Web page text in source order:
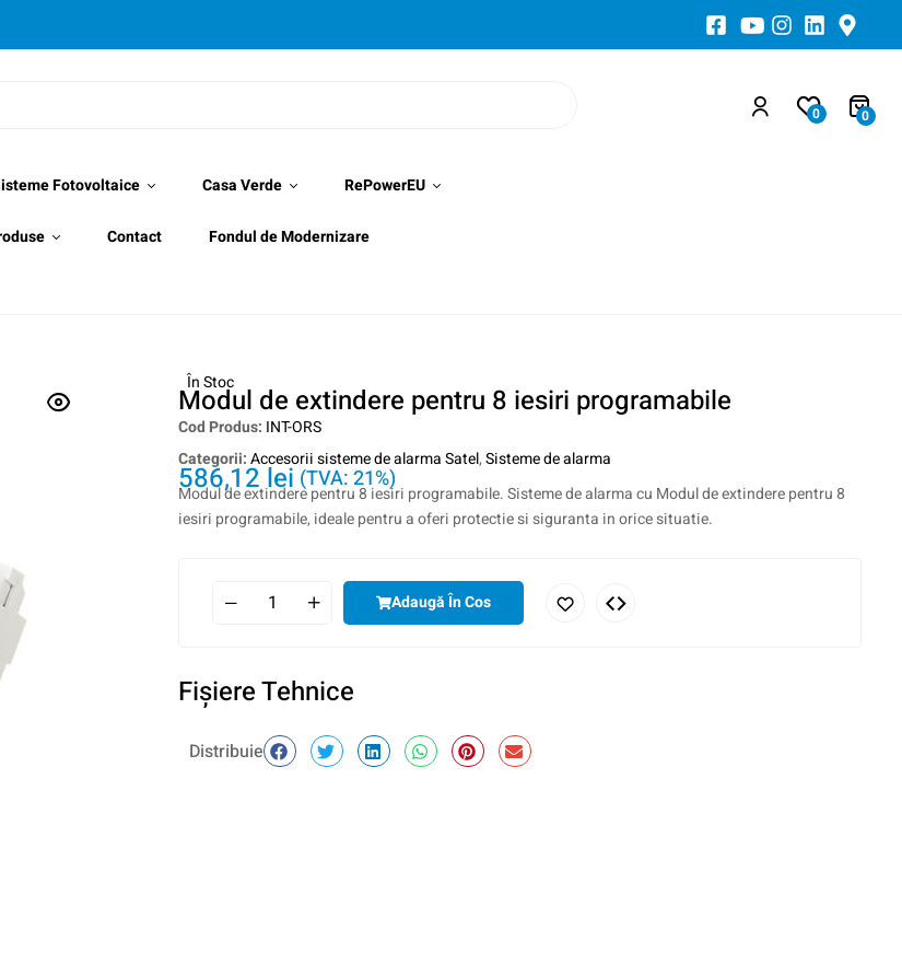
0 0
Fotovoltaice Casa Verde RePowerEU
Contact Fondul de Modernizare
În Stoc
Modul de extindere pentru 8 iesiri programabile
Cod Produs: INT-ORS
Categorii:Accesorii sisteme de alarma Satel,Sisteme de alarma
586,12lei (TVA: 21%)
Modul de extindere pentru 8 iesiri programabile. Sisteme de alarma cu Modul de extindere pentru 8
iesiri programabile, ideale pentru a oferi protectie si siguranta in orice situatie.
Adaugă În Cos
Fişiere Tehnice
Distribuie